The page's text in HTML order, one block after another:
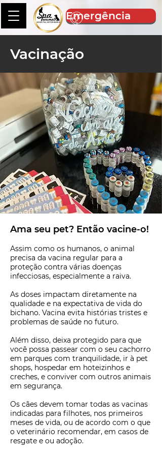
Emergência
Vacinação
Ama seu pet? Então vacine-o!
Assim como os humanos, o animal
precisa da vacina regular para a
proteção contra várias doenças
infecciosas, especialmente a raiva.
As doses impactam diretamente na
qualidade e na expectativa de vida do
bichano. Vacina evita histórias tristes e
problemas de saúde no futuro.
Além disso, deixa protegido para que
você possa passear com o seu cachorro
em parques com tranquilidade, ir à pet
shops, hospedar em hoteizinhos e
creches, e conviver com outros animais
em segurança.
Os cães devem tomar todas as vacinas
indicadas para filhotes, nos primeiros
meses de vida, ou de acordo com o que
o veterinário recomendar, em casos de
resgate e ou adoção.